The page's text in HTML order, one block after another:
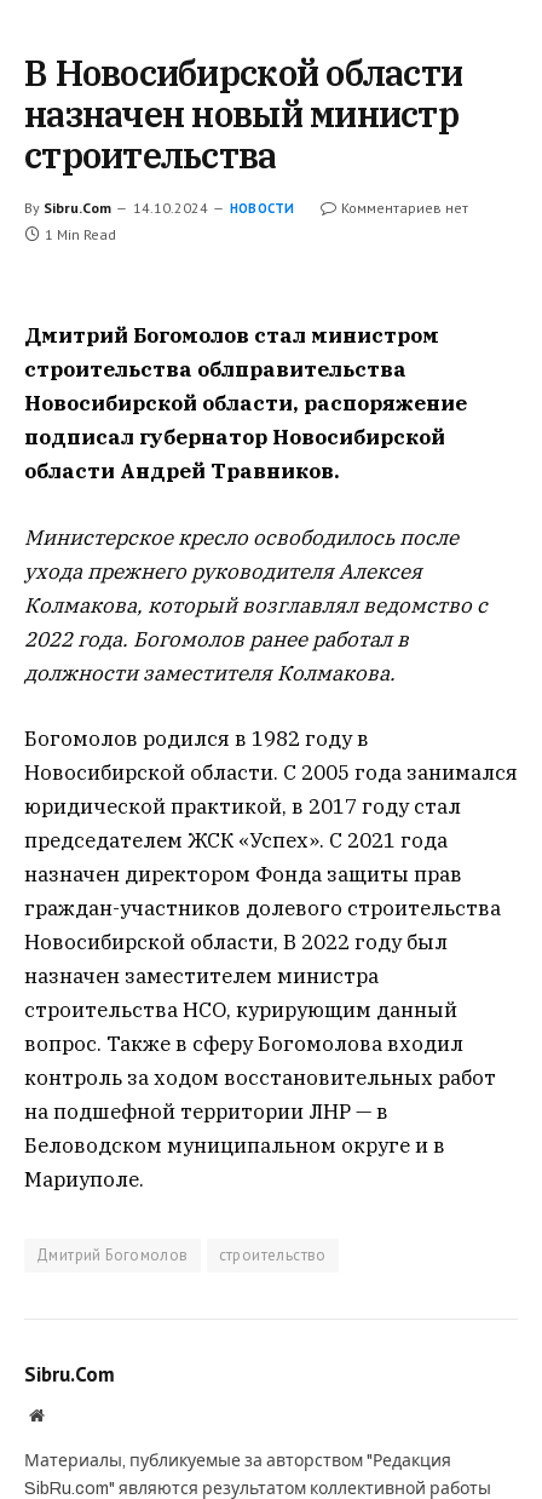
В Новосибирской области
назначен новый министр
строительства
By Sibru.Com 14.10.2024 НОВОСТИ
Комментариев нет
1 Min Read
Дмитрий Богомолов стал министром
строительства облправительства
Новосибирской области, распоряжение
подписал губернатор Новосибирской
области Андрей Травников.
Министерское кресло освободилось после
ухода прежнего руководителя Алексея
Колмакова, который возглавлял ведомство с
2022 года. Богомолов ранее работал в
должности заместителя Колмакова.
Богомолов родился в 1982 году в
Новосибирской области. С 2005 года занимался
юридической практикой, в 2017 году стал
председателем ЖСК «Успех». С 2021 года
назначен директором Фонда защиты прав
граждан-участников долевого строительства
Новосибирской области, В 2022 году был
назначен заместителем министра
строительства НСО, курирующим данный
вопрос. Также в сферу Богомолова входил
контроль за ходом восстановительных работ
на подшефной территории ЛНР — в
Беловодском муниципальном округе и в
Мариуполе.
Дмитрий Богомолов строительство
Sibru.Com
Website
Материалы, публикуемые за авторством "Редакция
SibRu.com" являются результатом коллективной работы